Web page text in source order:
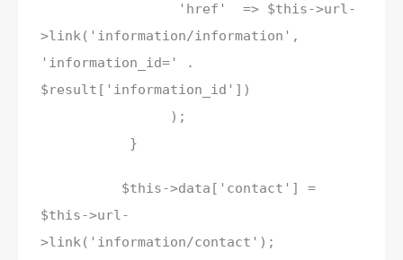
'href' => $this->url-
>link('information/information',
'information_id=' .
$result['information_id'])
);
}
$this->data['contact'] =
$this->url-
>link('information/contact');